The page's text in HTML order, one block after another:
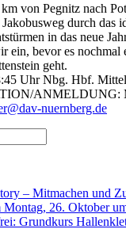
von Pegnitz nach
durch das
in das neue
ein, bevor es nochmal
geht.
Uhr Nbg. Hbf.
ANMELDUNG:
nuernberg.de
– Mitmachen und
Montag, 26. Oktober
Grundkurs